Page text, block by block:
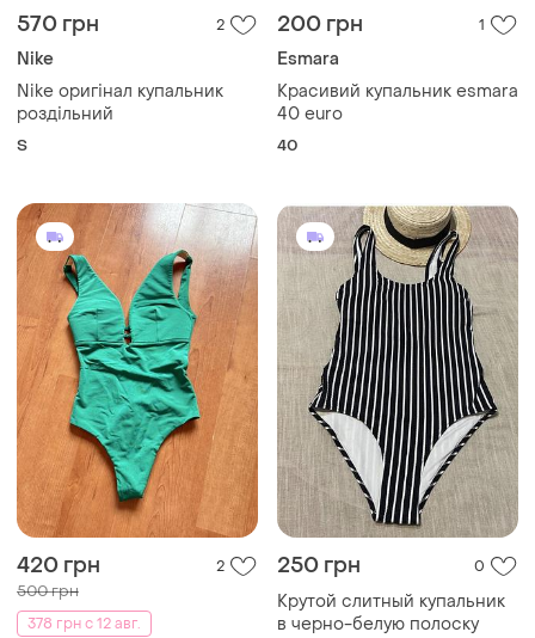
570 грн 2
Nike
Nike оригінал купальник
роздільний
S
200 грн 1
Esmara
Красивий купальник esmara
40 euro
40
420 грн 2
500 грн
378 грн с 12 авг.
250 грн 0
Крутой слитный купальник
в черно-белую полоску